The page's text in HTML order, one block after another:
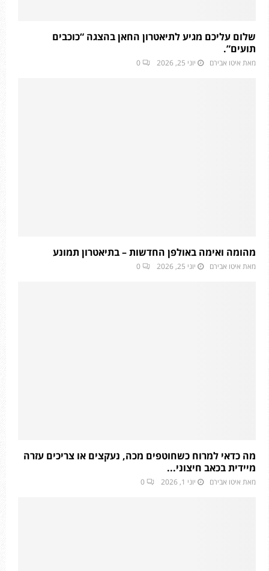
שלום עליכם מגיע לתיאטרון החאן בהצגה “כוכבים
תועים”.
מאת איטו אבירם יוני 25, 2026 0
מהומה ואימה באולפן החדשות – בתיאטרון תמונע
מאת איטו אבירם יוני 25, 2026 0
מה כדאי למרוח כשחוטפים מכה, נעקצים או צריכים עזרה
מיידית בכאב חיצוני...
מאת איטו אבירם יוני 1, 2026 0